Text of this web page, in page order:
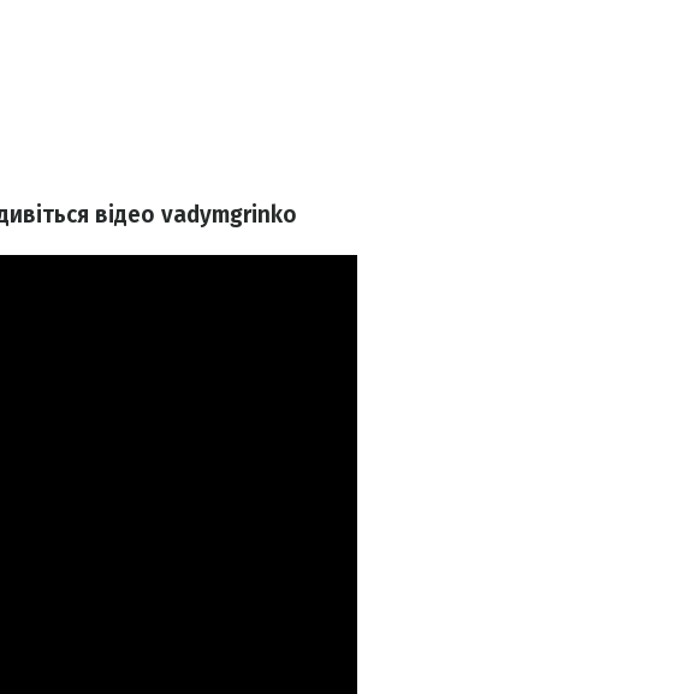
відео vadymgrinko